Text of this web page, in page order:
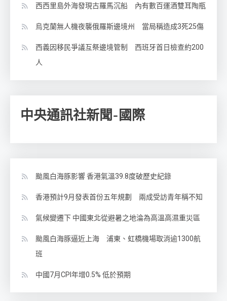
西西里島外海發現古羅馬沉船 內有數百運酒雙耳陶瓶
烏克蘭無人機夜襲俄羅斯邊境州 當局稱造成3死25傷
西義因移民爭議互祭邊境管制 西班牙首日檢查約200
人
中央通訊社新聞-國際
颱風白海豚影響 香港氣溫39.8度破歷史紀錄
香港預計9月發表首份五年規劃 兩成受訪青年稱不知
氣候變遷下 中國東北從避暑之地淪為高溫高濕重災區
颱風白海豚逼近上海 浦東、虹橋機場取消逾1300航
班
中國7月CPI年增0.5% 低於預期